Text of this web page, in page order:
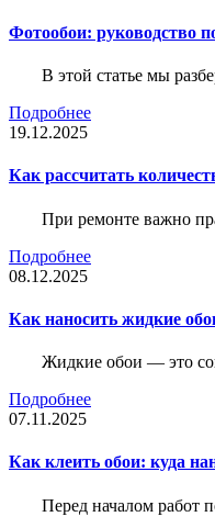
Фотообои: руководство
В этой статье мы
Подробнее
19.12.2025
Как рассчитать
При ремонте важно
Подробнее
08.12.2025
Как наносить жидкие
Жидкие обои — это
Подробнее
07.11.2025
Как клеить обои: куда
Перед началом работ